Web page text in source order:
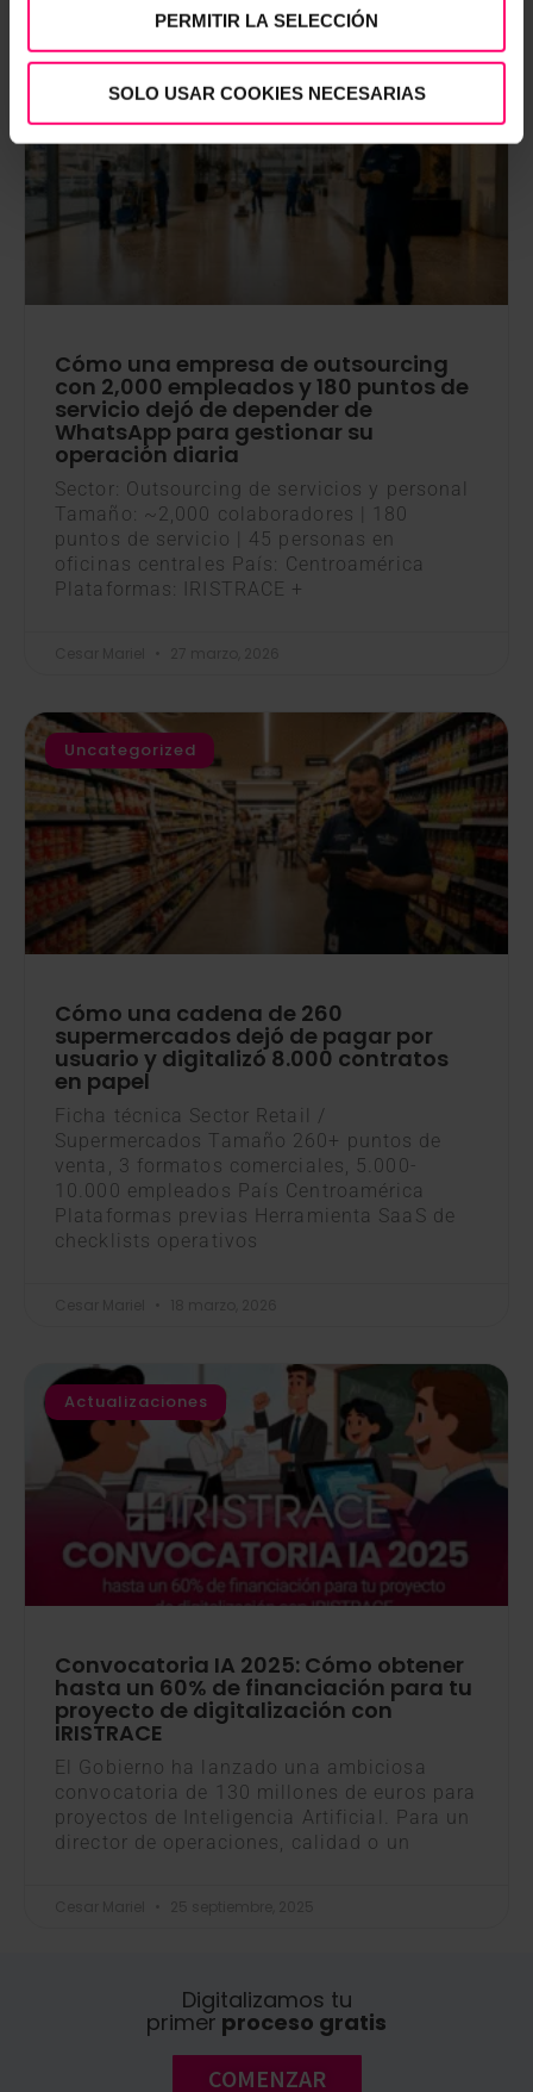
PERMITIR LA SELECCIÓN
SOLO USAR COOKIES NECESARIAS
Uncategorized
Cómo una empresa de outsourcing
con 2,000 empleados y 180 puntos de
servicio dejó de depender de
WhatsApp para gestionar su
operación diaria
Sector: Outsourcing de servicios y personal
Tamaño: ~2,000 colaboradores | 180
puntos de servicio | 45 personas en
oficinas centrales País: Centroamérica
Plataformas: IRISTRACE +
Uncategorized
Cómo una cadena de 260
supermercados dejó de pagar por
usuario y digitalizó 8.000 contratos
en papel
Ficha técnica Sector Retail /
Supermercados Tamaño 260+ puntos de
venta, 3 formatos comerciales, 5.000-
10.000 empleados País Centroamérica
Plataformas previas Herramienta SaaS de
checklists operativos
Actualizaciones
Convocatoria IA 2025: Cómo obtener
hasta un 60% de financiación para tu
proyecto de digitalización con
IRISTRACE
El Gobierno ha lanzado una ambiciosa
convocatoria de 130 millones de euros para
proyectos de Inteligencia Artificial. Para un
director de operaciones, calidad o un
Digitalizamos tu
primer proceso gratis
COMENZAR